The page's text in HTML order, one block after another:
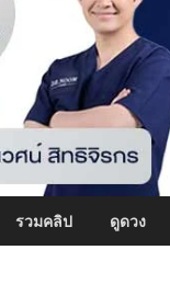
รวมคลิป ดูดวง